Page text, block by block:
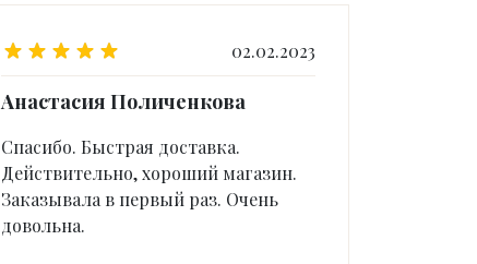
02.02.2023
Анастасия Поличенкова
Спасибо. Быстрая доставка.
Действительно, хороший магазин.
Заказывала в первый раз. Очень
довольна.